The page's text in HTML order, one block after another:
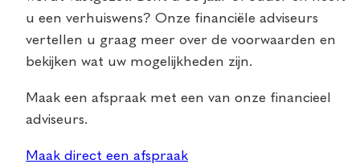
u een verhuiswens? Onze financiële adviseurs
vertellen u graag meer over de voorwaarden en
bekijken wat uw mogelijkheden zijn.
Maak een afspraak met een van onze financieel
adviseurs.
Maak direct een afspraak